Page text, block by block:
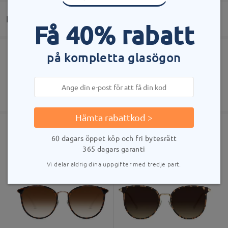
Skriv en recension
Välkommen att lämna dina frågor om bågarna!
Ställ en fråga
Leverans
Beställning lagd
bearbetningstid
leveranstid
Levererad
Gratis reptålig linsbeläggning ingår
60 dagars öppet köp & retur
365 dagars garanti
Visa fler
Liknande bågar
Få 40% rabatt
på kompletta glasögon
Hämta rabattkod >
60 dagars öppet köp och fri bytesrätt
365 dagars garanti
Vi delar aldrig dina uppgifter med tredje part.